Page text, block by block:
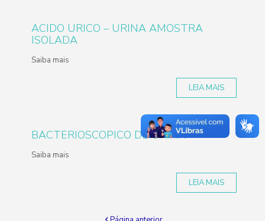
ACIDO URICO – URINA AMOSTRA
ISOLADA
Saiba mais
LEIA MAIS
BACTERIOSCOPICO DE URINA
Saiba mais
LEIA MAIS